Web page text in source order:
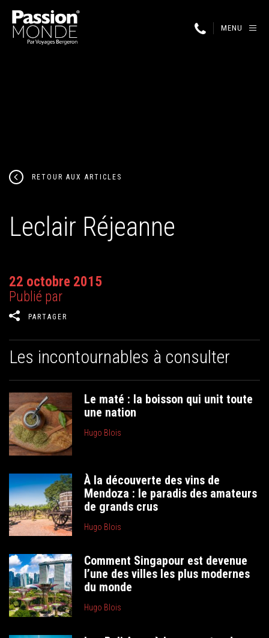
MENU
RETOUR AUX ARTICLES
Leclair Réjeanne
22 octobre 2015
Publié par
PARTAGER
Les incontournables à consulter
Le maté : la boisson qui unit toute
une nation
Hugo Blois
À la découverte des vins de
Mendoza : le paradis des amateurs
de grands crus
Hugo Blois
Comment Singapour est devenue
l’une des villes les plus modernes
du monde
Hugo Blois